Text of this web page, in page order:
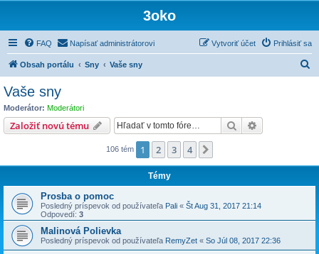
3oko
FAQ Napísať administrátorovi Prihlásiť sa
Vytvoriť účet
Obsah portálu Sny Vaše sny
Vaše sny
Moderátor: Moderátori
Založiť novú tému Hľadať
106 tém 1 2 3 4
Témy
Prosba o pomoc
Posledný príspevok od používateľa Pali « Št Aug 31, 2017 21:14
Odpovedí: 3
Malinová Polievka
Posledný príspevok od používateľa RemyZet « So Júl 08, 2017 22:36